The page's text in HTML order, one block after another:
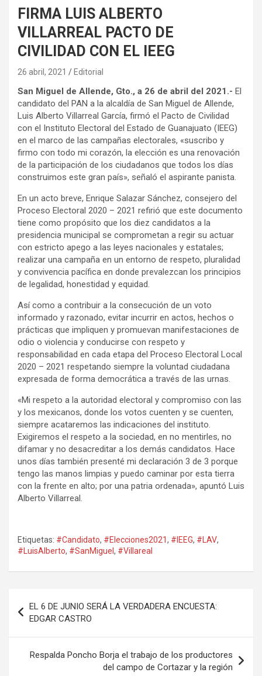
FIRMA LUIS ALBERTO
VILLARREAL PACTO DE
CIVILIDAD CON EL IEEG
26 abril, 2021 Editorial
San Miguel de Allende, Gto., a 26 de abril del 2021.- El
candidato del PAN a la alcaldía de San Miguel de Allende,
Luis Alberto Villarreal García, firmó el Pacto de Civilidad
con el Instituto Electoral del Estado de Guanajuato (IEEG)
en el marco de las campañas electorales, «suscribo y
firmo con todo mi corazón, la elección es una renovación
de la participación de los ciudadanos que todos los días
construimos este gran país», señaló el aspirante panista.
En un acto breve, Enrique Salazar Sánchez, consejero del
Proceso Electoral 2020 – 2021 refirió que este documento
tiene como propósito que los diez candidatos a la
presidencia municipal se comprometan a regir su actuar
con estricto apego a las leyes nacionales y estatales;
realizar una campaña en un entorno de respeto, pluralidad
y convivencia pacífica en donde prevalezcan los principios
de legalidad, honestidad y equidad.
Así como a contribuir a la consecución de un voto
informado y razonado, evitar incurrir en actos, hechos o
prácticas que impliquen y promuevan manifestaciones de
odio o violencia y conducirse con respeto y
responsabilidad en cada etapa del Proceso Electoral Local
2020 – 2021 respetando siempre la voluntad ciudadana
expresada de forma democrática a través de las urnas.
«Mi respeto a la autoridad electoral y compromiso con las
y los mexicanos, donde los votos cuenten y se cuenten,
siempre acataremos las indicaciones del instituto.
Exigiremos el respeto a la sociedad, en no mentirles, no
difamar y no desacreditar a los demás candidatos. Hace
unos días también presenté mi declaración 3 de 3 porque
tengo las manos limpias y puedo caminar por esta tierra
con la frente en alto; por una patria ordenada», apuntó Luis
Alberto Villarreal.
Etiquetas: #Candidato, #Elecciones2021, #IEEG, #LAV,
#LuisAlberto, #SanMiguel , #Villareal
de
entradas
EL 6 DE JUNIO SERÁ LA VERDADERA ENCUESTA:
EDGAR CASTRO
Respalda Poncho Borja el trabajo de los productores
del campo de Cortazar y la región